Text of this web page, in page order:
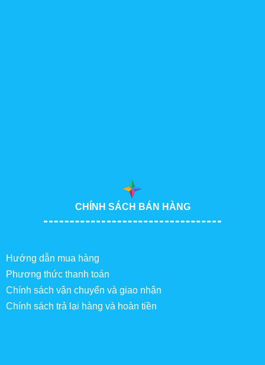
CHÍNH SÁCH BÁN HÀNG
Hướng dẫn mua hàng
Phương thức thanh toán
Chính sách vận chuyển và giao nhận
Chính sách trả lại hàng và hoàn tiền